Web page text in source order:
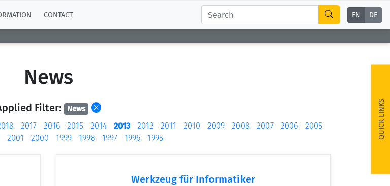
CONTACT EN DE
QUICK LINKS
News
Filter: News
2017 2016 2015 2014 2013 2012 2011 2010 2009 2008 2007 2006
2005
2001 2000 1999 1998 1997 1996 1995
Werkzeug für Informatiker